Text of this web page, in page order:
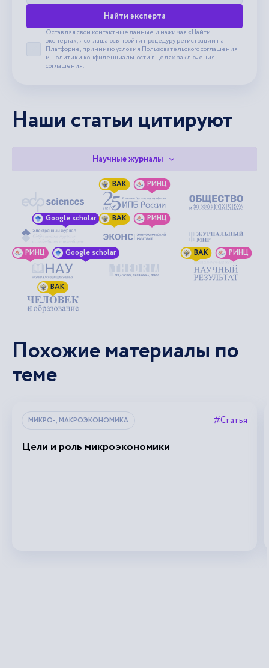
Найти эксперта
Принять пользовательское соглашение
Оставляя свои контактные данные и нажимая «Найти
эксперта», я соглашаюсь пройти процедуру регистрации на
Платформе, принимаю условия Пользовательского соглашения
и Политики конфиденциальности в целях заключения
соглашения.
Наши статьи цитируют
Научные журналы
ВАК РИНЦ
Google scholar ВАК РИНЦ
РИНЦ Google scholar ВАК РИНЦ
ВАК
Похожие материалы по
теме
МИКРО-, МАКРОЭКОНОМИКА #Статья
Цели и роль микроэкономики